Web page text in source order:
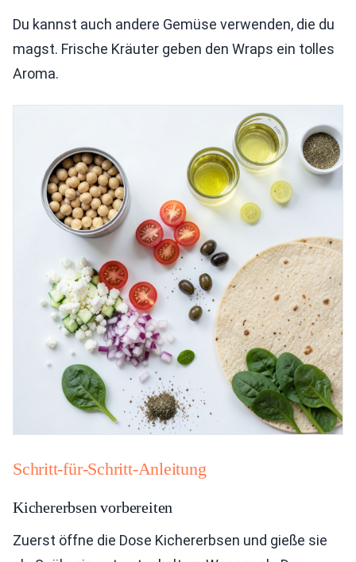
Du kannst auch andere Gemüse verwenden, die du
magst. Frische Kräuter geben den Wraps ein tolles
Aroma.
Schritt-für-Schritt-Anleitung
Kichererbsen vorbereiten
Zuerst öffne die Dose Kichererbsen und gieße sie